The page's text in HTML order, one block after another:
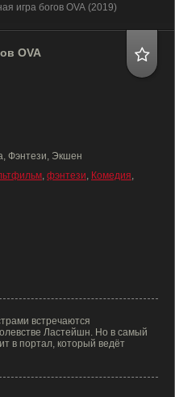
игра богов OVA (2019)
OVA
Фэнтези, Экшен
, фэнтези, Комедия,
встречаются
Ластейшн. Но в самый
в портал, который ведёт